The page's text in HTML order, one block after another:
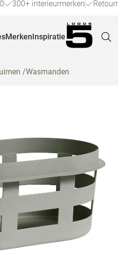
300+ interieurmerken
MerkenInspiratie
/Wasmanden